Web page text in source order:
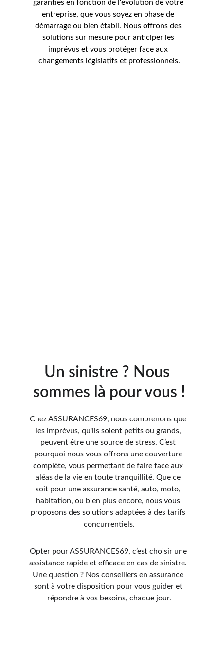
garanties en fonction de l'évolution de votre
entreprise, que vous soyez en phase de
démarrage ou bien établi. Nous offrons des
solutions sur mesure pour anticiper les
imprévus et vous protéger face aux
changements législatifs et professionnels.
Un sinistre ? Nous
sommes là pour vous !
Chez ASSURANCES69, nous comprenons que
les imprévus, qu'ils soient petits ou grands,
peuvent être une source de stress. C’est
pourquoi nous vous offrons une couverture
complète, vous permettant de faire face aux
aléas de la vie en toute tranquillité. Que ce
soit pour une assurance santé, auto, moto,
habitation, ou bien plus encore, nous vous
proposons des solutions adaptées à des tarifs
concurrentiels.
Opter pour ASSURANCES69, c’est choisir une
assistance rapide et efficace en cas de sinistre.
Une question ? Nos conseillers en assurance
sont à votre disposition pour vous guider et
répondre à vos besoins, chaque jour.